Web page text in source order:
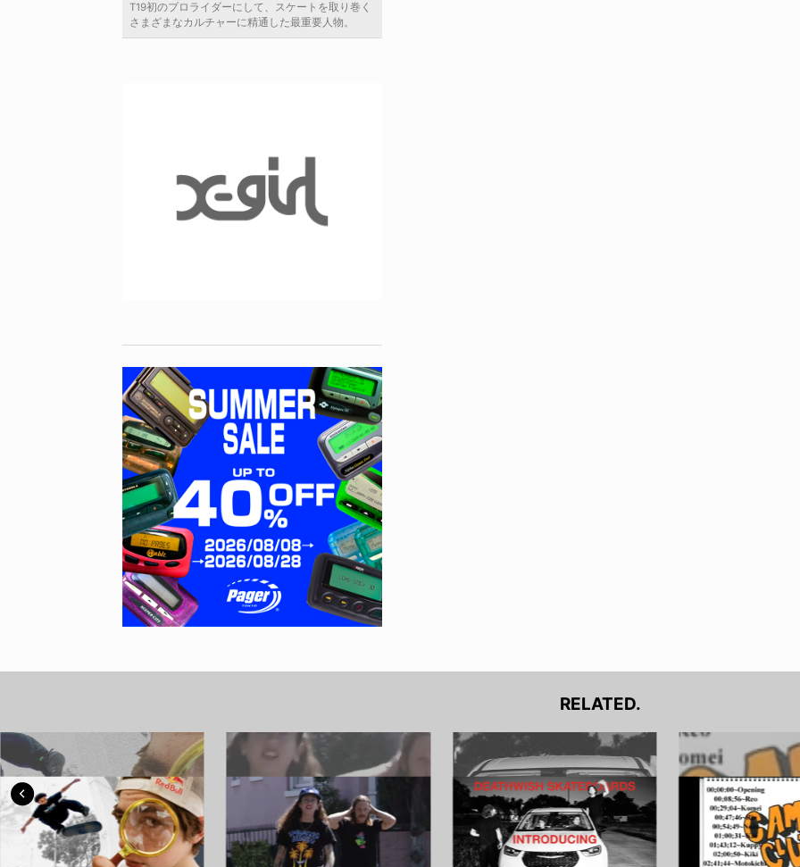
T19初のプロライダーにして、スケートを取り巻く
さまざまなカルチャーに精通した最重要人物。
RELATED.